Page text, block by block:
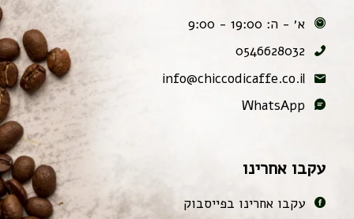
א׳ - ה: 19:00 - 9:00
0546628032
info@chiccodicaffe.co.il
WhatsApp
עקבו אחרינו
עקבו אחרינו בפייסבוק